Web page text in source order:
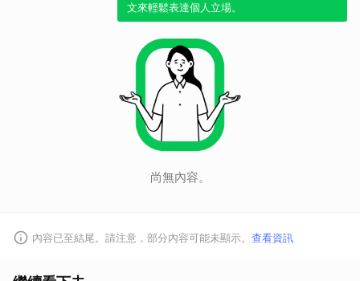
文來輕鬆表達個人立場。
尚無內容。
內容已至結尾。請注意，部分內容可能未顯示。 查看資訊